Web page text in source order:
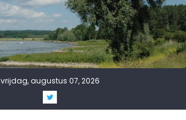
vrijdag, augustus 07, 2026